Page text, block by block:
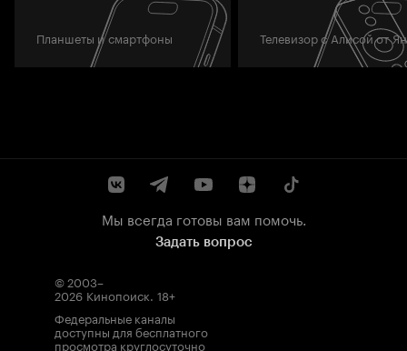
Планшеты и смартфоны Телевизор с Алисой от
Мы всегда готовы вам помочь.
Задать вопрос
© 2003–
2026 Кинопоиск. 18+
Федеральные каналы
доступны для бесплатного
просмотра круглосуточно